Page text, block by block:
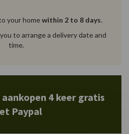
your homewithin 2 to 8 days.
to arrange a delivery date and
time.
4 keer gratis
Paypal